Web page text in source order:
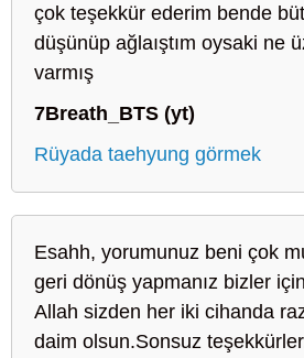
çok teşekkür ederim bende
düşünüp ağlaıştım oysaki ne
varmış
7Breath_BTS (yt)
Rüyada taehyung görmek
Esahh, yorumunuz beni çok
geri dönüş yapmanız bizler
Allah sizden her iki cihanda
daim olsun.Sonsuz